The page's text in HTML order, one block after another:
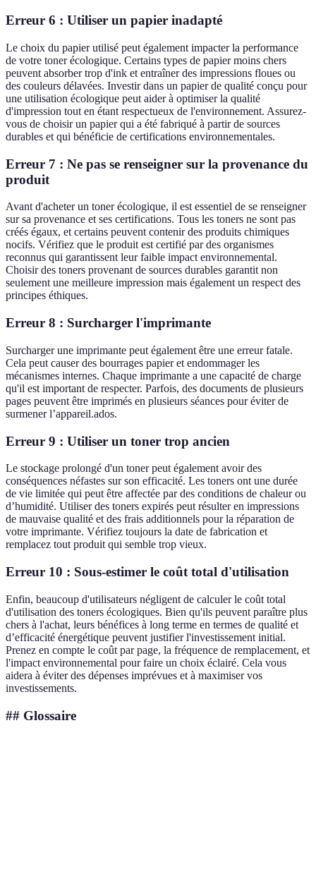
Erreur 6 : Utiliser un papier inadapté
Le choix du papier utilisé peut également impacter la performance
de votre toner écologique. Certains types de papier moins chers
peuvent absorber trop d'ink et entraîner des impressions floues ou
des couleurs délavées. Investir dans un papier de qualité conçu pour
une utilisation écologique peut aider à optimiser la qualité
d'impression tout en étant respectueux de l'environnement. Assurez-
vous de choisir un papier qui a été fabriqué à partir de sources
durables et qui bénéficie de certifications environnementales.
Erreur 7 : Ne pas se renseigner sur la provenance du
produit
Avant d'acheter un toner écologique, il est essentiel de se renseigner
sur sa provenance et ses certifications. Tous les toners ne sont pas
créés égaux, et certains peuvent contenir des produits chimiques
nocifs. Vérifiez que le produit est certifié par des organismes
reconnus qui garantissent leur faible impact environnemental.
Choisir des toners provenant de sources durables garantit non
seulement une meilleure impression mais également un respect des
principes éthiques.
Erreur 8 : Surcharger l'imprimante
Surcharger une imprimante peut également être une erreur fatale.
Cela peut causer des bourrages papier et endommager les
mécanismes internes. Chaque imprimante a une capacité de charge
qu'il est important de respecter. Parfois, des documents de plusieurs
pages peuvent être imprimés en plusieurs séances pour éviter de
surmener l’appareil.ados.
Erreur 9 : Utiliser un toner trop ancien
Le stockage prolongé d'un toner peut également avoir des
conséquences néfastes sur son efficacité. Les toners ont une durée
de vie limitée qui peut être affectée par des conditions de chaleur ou
d’humidité. Utiliser des toners expirés peut résulter en impressions
de mauvaise qualité et des frais additionnels pour la réparation de
votre imprimante. Vérifiez toujours la date de fabrication et
remplacez tout produit qui semble trop vieux.
Erreur 10 : Sous-estimer le coût total d'utilisation
Enfin, beaucoup d'utilisateurs négligent de calculer le coût total
d'utilisation des toners écologiques. Bien qu'ils peuvent paraître plus
chers à l'achat, leurs bénéfices à long terme en termes de qualité et
d’efficacité énergétique peuvent justifier l'investissement initial.
Prenez en compte le coût par page, la fréquence de remplacement, et
l'impact environnemental pour faire un choix éclairé. Cela vous
aidera à éviter des dépenses imprévues et à maximiser vos
investissements.
## Glossaire